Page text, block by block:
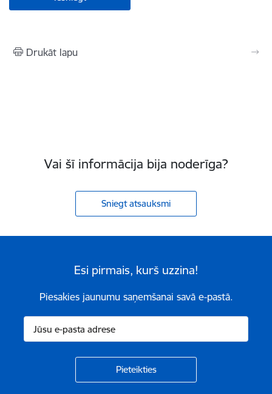
Drukāt lapu
Vai šī informācija bija noderīga?
Sniegt atsauksmi
Esi pirmais, kurš uzzina!
Piesakies jaunumu saņemšanai savā e-pastā.